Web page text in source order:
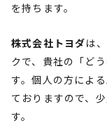
を持ちます。
株式会社トヨダは
クで、貴社の「ど
す。個人の方によ
ておりますので、
す。